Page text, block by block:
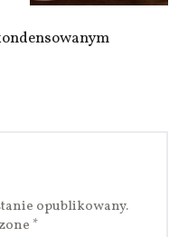
opublikowany.
*